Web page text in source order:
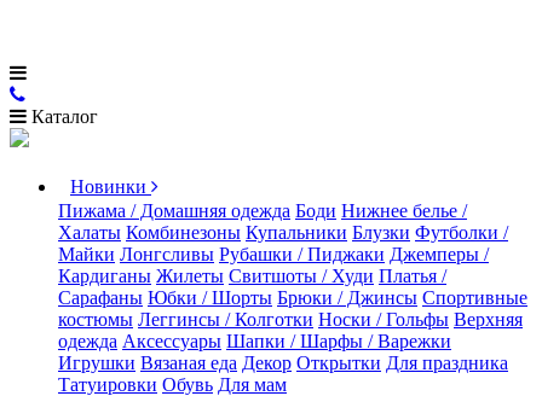
Каталог
Новинки
Пижама / Домашняя одежда Боди Нижнее белье /
Халаты Комбинезоны Купальники Блузки Футболки /
Майки Лонгсливы Рубашки / Пиджаки Джемперы /
Кардиганы Жилеты Свитшоты / Худи Платья /
Сарафаны Юбки / Шорты Брюки / Джинсы Спортивные
костюмы Леггинсы / Колготки Носки / Гольфы Верхняя
одежда Аксессуары Шапки / Шарфы / Варежки
Игрушки Вязаная еда Декор Открытки Для праздника
Татуировки Обувь Для мам